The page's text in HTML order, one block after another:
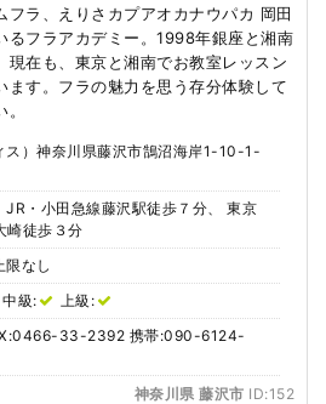
フラ、えりさカプアオカナウパカ 岡田
るフラアカデミー。1998年銀座と湘南
現在も、東京と湘南でお教室レッスン
ます。フラの魅力を思う存分体験して
ス）神奈川県藤沢市鵠沼海岸1-10-1-
・小田急線藤沢駅徒歩７分、 東京
徒歩３分
限なし
中級:
上級:
33-2392 携帯:090-6124-
神奈川県 藤沢市 ID:152